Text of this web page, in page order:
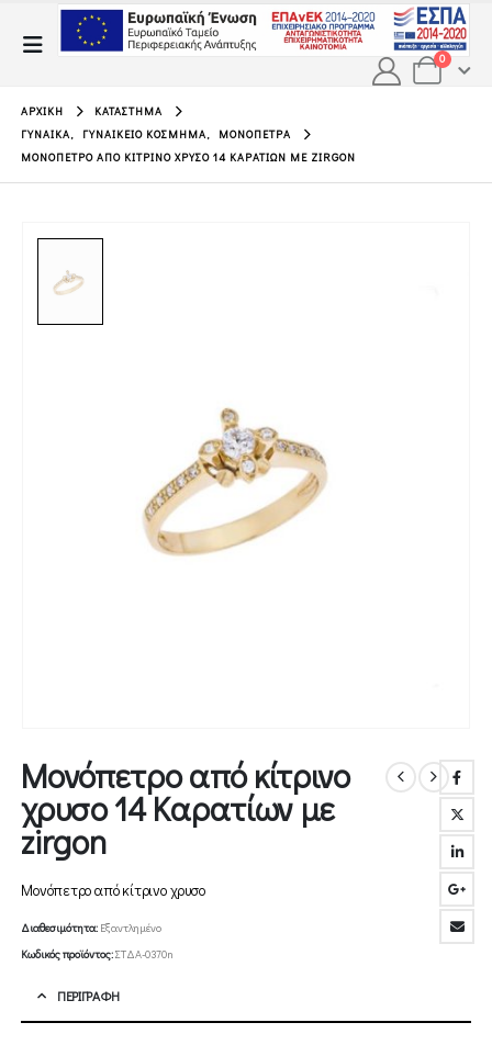
0
ΑΡΧΙΚΉ
ΚΑΤΆΣΤΗΜΑ
ΓΥΝΑΊΚΑ, ΓΥΝΑΙΚΕΊΟ ΚΌΣΜΗΜΑ,
ΜΟΝΌΠΕΤΡΑ
ΜΟΝΌΠΕΤΡΟ ΑΠΌ ΚΊΤΡΙΝΟ ΧΡΥΣΟ 14 ΚΑΡΑΤΊΩΝ ΜΕ ZIRGON
Μονόπετρο από κίτρινο
χρυσο 14 Καρατίων με
zirgon
Μονόπετρο από κίτρινο χρυσο
Διαθεσιμότητα: Εξαντλημένο
Κωδικός προϊόντος:ΣΤΔΑ-0370n
ΠΕΡΙΓΡΑΦΉ